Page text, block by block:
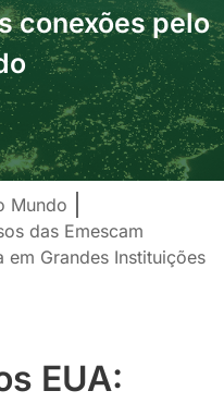
conexões pelo
Mundo
das Emescam
em Grandes Instituições
EUA: